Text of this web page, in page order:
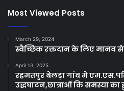
Most Viewed Posts
March 29, 2024
स्वैच्छिक रक्तदान के लिए मानव
April 13, 2025
रहमतपुर बेलड़ा गांव मे
उद्धघाटन,छात्राओं कि समस्या